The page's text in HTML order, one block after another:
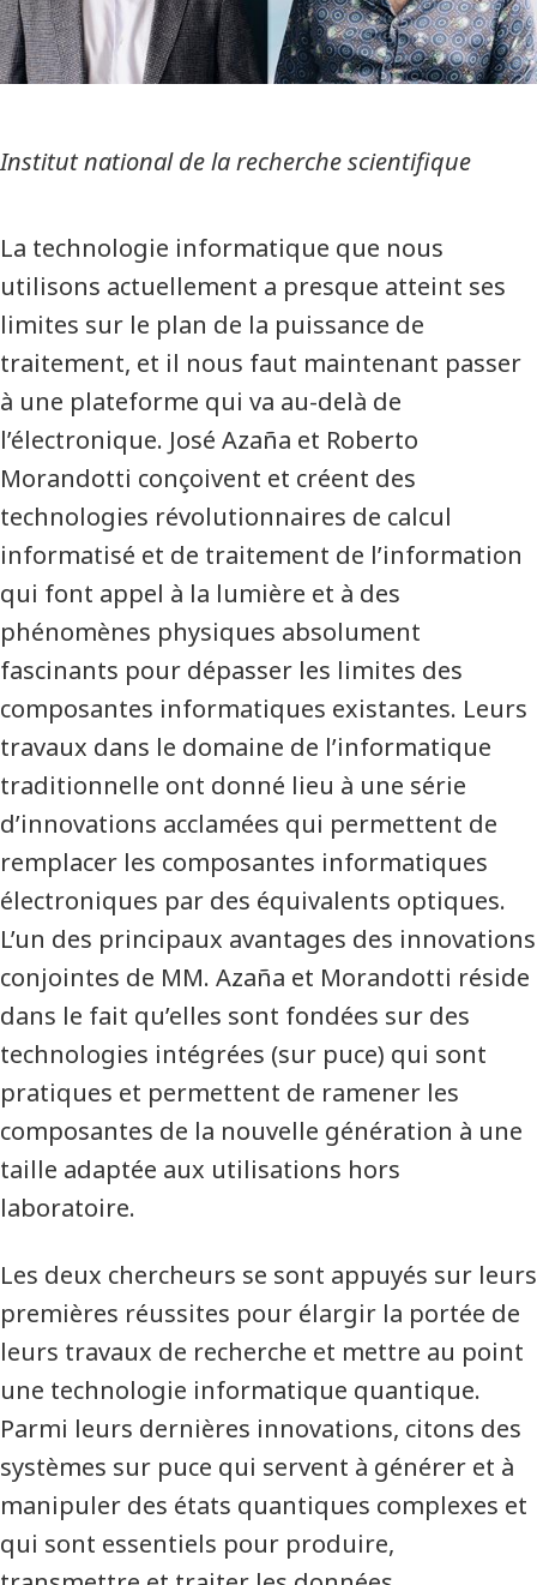
Institut national de la recherche scientifique
La technologie informatique que nous
utilisons actuellement a presque atteint ses
limites sur le plan de la puissance de
traitement, et il nous faut maintenant passer
à une plateforme qui va au-delà de
l’électronique. José Azaña et Roberto
Morandotti conçoivent et créent des
technologies révolutionnaires de calcul
informatisé et de traitement de l’information
qui font appel à la lumière et à des
phénomènes physiques absolument
fascinants pour dépasser les limites des
composantes informatiques existantes. Leurs
travaux dans le domaine de l’informatique
traditionnelle ont donné lieu à une série
d’innovations acclamées qui permettent de
remplacer les composantes informatiques
électroniques par des équivalents optiques.
L’un des principaux avantages des innovations
conjointes de MM. Azaña et Morandotti réside
dans le fait qu’elles sont fondées sur des
technologies intégrées (sur puce) qui sont
pratiques et permettent de ramener les
composantes de la nouvelle génération à une
taille adaptée aux utilisations hors
laboratoire.
Les deux chercheurs se sont appuyés sur leurs
premières réussites pour élargir la portée de
leurs travaux de recherche et mettre au point
une technologie informatique quantique.
Parmi leurs dernières innovations, citons des
systèmes sur puce qui servent à générer et à
manipuler des états quantiques complexes et
qui sont essentiels pour produire,